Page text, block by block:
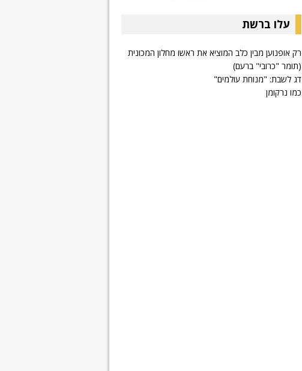
עלו ברשת
רק אופנוען מבין כלב המוציא את ראשו מחלון המכונית
(תומר "כרובי" ברעם)
דג לשבת: "מנוחת עולמים"
כמו נרקומן